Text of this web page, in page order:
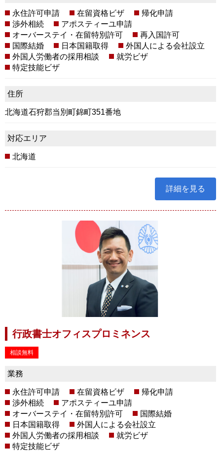
永住許可申請 在留資格ビザ
帰化申請
渉外相続
アポスティーユ申請
オーバーステイ・在留特別許可
再入国許可
国際結婚
日本国籍取得
外国人による会社設立
外国人労働者の採用相談
就労ビザ
特定技能ビザ
住所
北海道石狩郡当別町錦町351番地
対応エリア
北海道
詳細を見る
行政書士オフィスプロミネンス
相談無料
業務
永住許可申請 在留資格ビザ
帰化申請
渉外相続
アポスティーユ申請
オーバーステイ・在留特別許可
国際結婚
日本国籍取得
外国人による会社設立
外国人労働者の採用相談
就労ビザ
特定技能ビザ